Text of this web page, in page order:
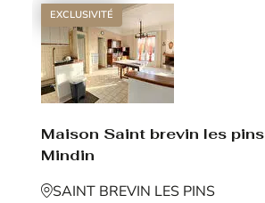
EXCLUSIVITÉ
Maison Saint brevin les pins
Mindin
SAINT BREVIN LES PINS